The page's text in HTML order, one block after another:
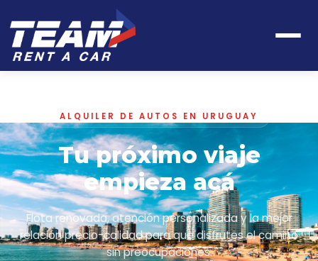
ALQUILER DE AUTOS EN URUGUAY
Tu próximo viaje
empieza acá
Flota renovada, atención personalizada y la mejor
relación precio-calidad para que disfrutes el camino
sin preocupaciones.